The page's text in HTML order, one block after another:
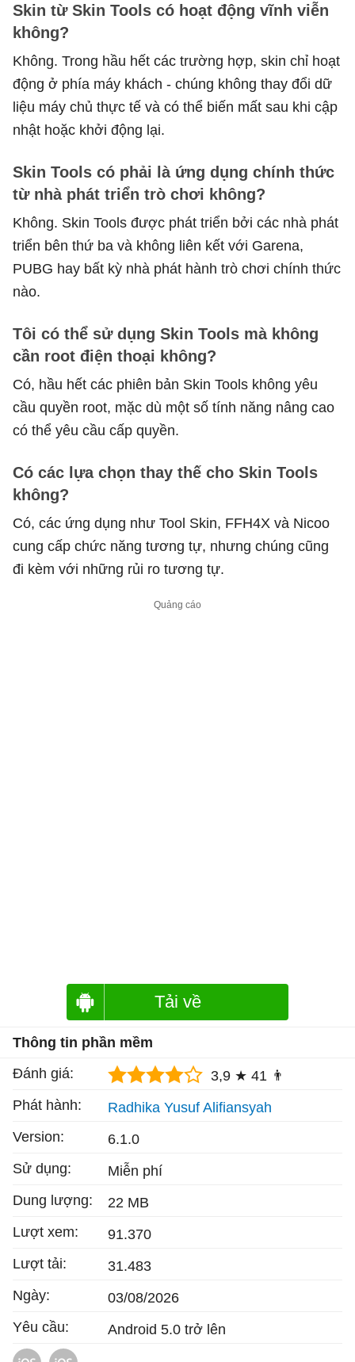
Skin từ Skin Tools có hoạt động vĩnh viễn
không?
Không. Trong hầu hết các trường hợp, skin chỉ hoạt
động ở phía máy khách - chúng không thay đổi dữ
liệu máy chủ thực tế và có thể biến mất sau khi cập
nhật hoặc khởi động lại.
Skin Tools có phải là ứng dụng chính thức
từ nhà phát triển trò chơi không?
Không. Skin Tools được phát triển bởi các nhà phát
triển bên thứ ba và không liên kết với Garena,
PUBG hay bất kỳ nhà phát hành trò chơi chính thức
nào.
Tôi có thể sử dụng Skin Tools mà không
cần root điện thoại không?
Có, hầu hết các phiên bản Skin Tools không yêu
cầu quyền root, mặc dù một số tính năng nâng cao
có thể yêu cầu cấp quyền.
Có các lựa chọn thay thế cho Skin Tools
không?
Có, các ứng dụng như Tool Skin, FFH4X và Nicoo
cung cấp chức năng tương tự, nhưng chúng cũng
đi kèm với những rủi ro tương tự.
Tải về
Thông tin phần mềm
Đánh giá:
3,9 ★ 41 👨
Phát hành:
Radhika Yusuf Alifiansyah
Version:
6.1.0
Sử dụng:
Miễn phí
Dung lượng:
22 MB
Lượt xem:
91.370
Lượt tải:
31.483
Ngày:
03/08/2026
Yêu cầu:
Android 5.0 trở lên